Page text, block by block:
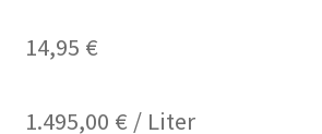
14,95 €
1.495,00 € / Liter